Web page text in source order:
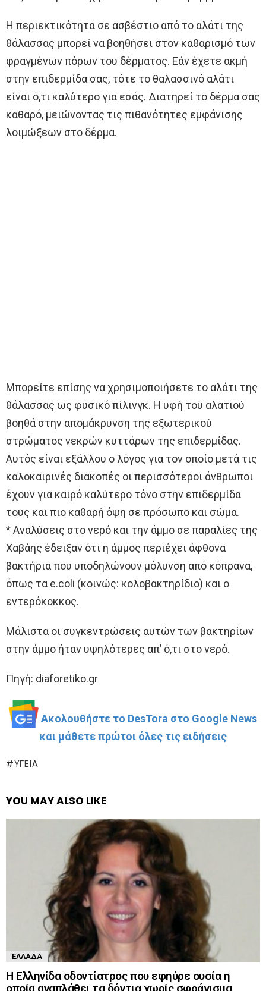
Η περιεκτικότητα σε ασβέστιο από το αλάτι της
θάλασσας μπορεί να βοηθήσει στον καθαρισμό των
φραγμένων πόρων του δέρματος. Εάν έχετε ακμή
στην επιδερμίδα σας, τότε το θαλασσινό αλάτι
είναι ό,τι καλύτερο για εσάς. Διατηρεί το δέρμα σας
καθαρό, μειώνοντας τις πιθανότητες εμφάνισης
λοιμώξεων στο δέρμα.
Μπορείτε επίσης να χρησιμοποιήσετε το αλάτι της
θάλασσας ως φυσικό πίλινγκ. Η υφή του αλατιού
βοηθά στην απομάκρυνση της εξωτερικού
στρώματος νεκρών κυττάρων της επιδερμίδας.
Αυτός είναι εξάλλου ο λόγος για τον οποίο μετά τις
καλοκαιρινές διακοπές οι περισσότεροι άνθρωποι
έχουν για καιρό καλύτερο τόνο στην επιδερμίδα
τους και πιο καθαρή όψη σε πρόσωπο και σώμα.
* Αναλύσεις στο νερό και την άμμο σε παραλίες της
Χαβάης έδειξαν ότι η άμμος περιέχει άφθονα
βακτήρια που υποδηλώνουν μόλυνση από κόπρανα,
όπως τα e.coli (κοινώς: κολοβακτηρίδιο) και ο
εντερόκοκκος.
Μάλιστα οι συγκεντρώσεις αυτών των βακτηρίων
στην άμμο ήταν υψηλότερες απ’ ό,τι στο νερό.
Πηγή: diaforetiko.gr
Ακολουθήστε το DesTora στο Google News
και μάθετε πρώτοι όλες τις ειδήσεις
ΥΓΕΊΑ
YOU MAY ALSO LIKE
ΕΛΛΆΔΑ
Η Ελληνίδα οδοντίατρος που εφηύρε ουσία η